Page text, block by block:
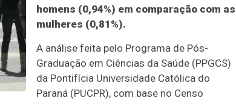
homens (0,94%) em comparação com as
mulheres (0,81%).
A análise feita pelo Programa de Pós-
Graduação em Ciências da Saúde (PPGCS)
da Pontifícia Universidade Católica do
Paraná (PUCPR), com base no Censo